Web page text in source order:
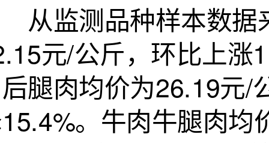
测品种样本数据
元/公斤，环比上涨
腿肉均价为26.19元/
。牛肉牛腿肉均